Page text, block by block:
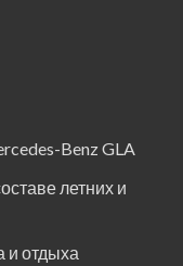
Benz GLA
летних и
и отдыха